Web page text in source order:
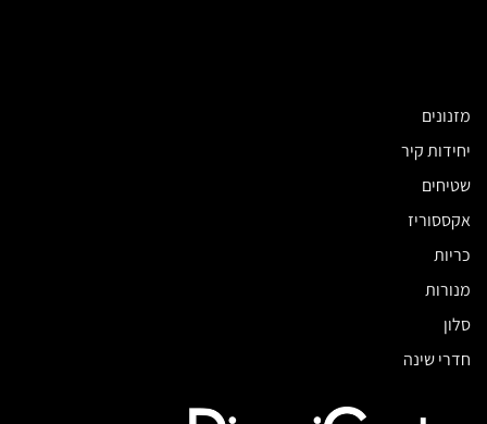
מזנונים
יחידות קיר
שטיחים
אקססוריז
כריות
מנורות
סלון
חדרי שינה